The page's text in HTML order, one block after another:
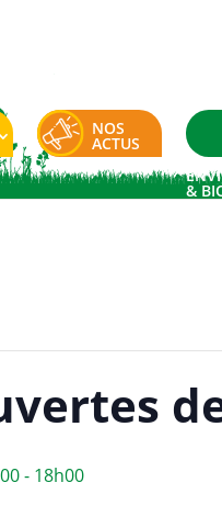
NOS
ACTUS
&
- 18h00